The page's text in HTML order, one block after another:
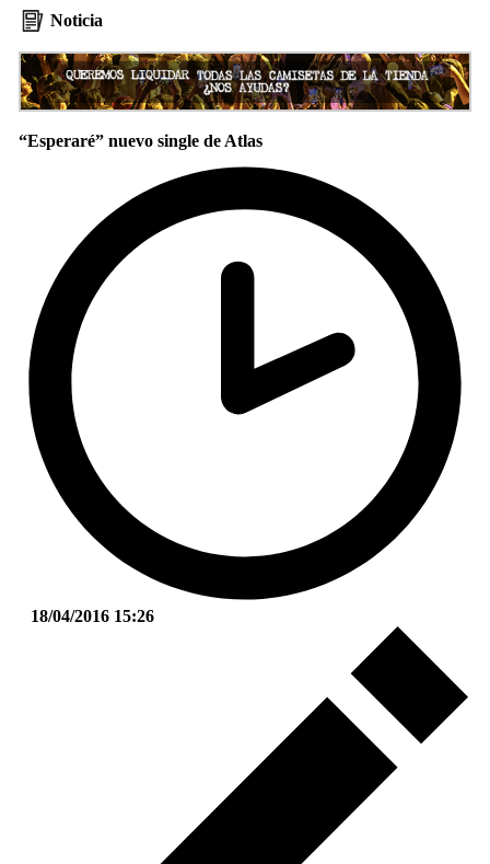
Noticia
“Esperaré” nuevo single de Atlas
18/04/2016 15:26